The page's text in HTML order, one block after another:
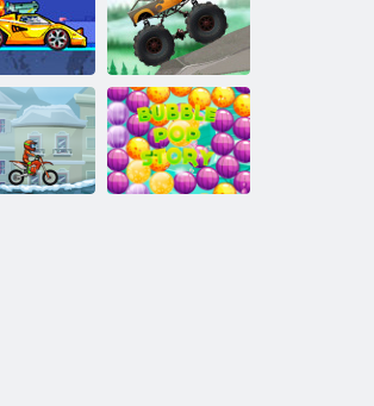
ﻻ ﻮﻣﺭﻮﻔﻟﺍ ﻰﻤﺣ
ﺔﻨﺣﺎﺷ
ﺕﺎﻤﻛﺎﺤﻤﻟﺍ